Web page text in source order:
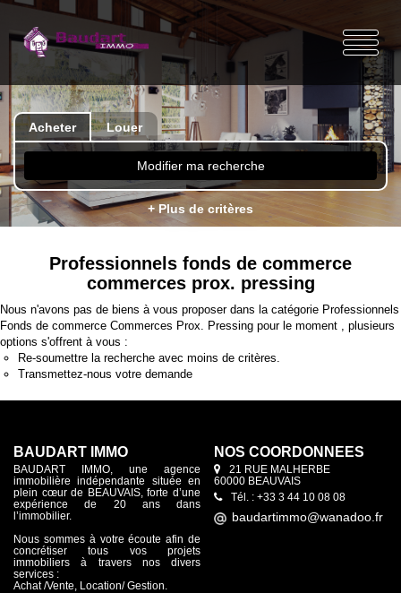
Acheter Louer
Modifier ma recherche
+ Plus de critères
Professionnels fonds de commerce
commerces prox. pressing
Nous n'avons pas de biens à vous proposer dans la catégorie Professionnels
Fonds de commerce Commerces Prox. Pressing pour le moment , plusieurs
options s'offrent à vous :
Re-soumettre la recherche avec moins de critères.
Transmettez-nous votre demande
BAUDART IMMO
BAUDART IMMO, une agence
immobilière indépendante située en
plein cœur de BEAUVAIS, forte d’une
expérience de 20 ans dans
l’immobilier.
Nous sommes à votre écoute afin de
concrétiser tous vos projets
immobiliers à travers nos divers
services :
Achat /Vente, Location/ Gestion.
NOS COORDONNÉES
21 RUE MALHERBE
60000 BEAUVAIS
Tél. : +33 3 44 10 08 08